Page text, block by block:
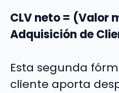
CLV neto = (Valor
Adquisición de
Esta segunda
cliente aporta